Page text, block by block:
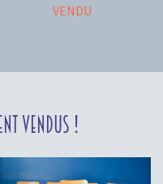
VENDU
vendus !